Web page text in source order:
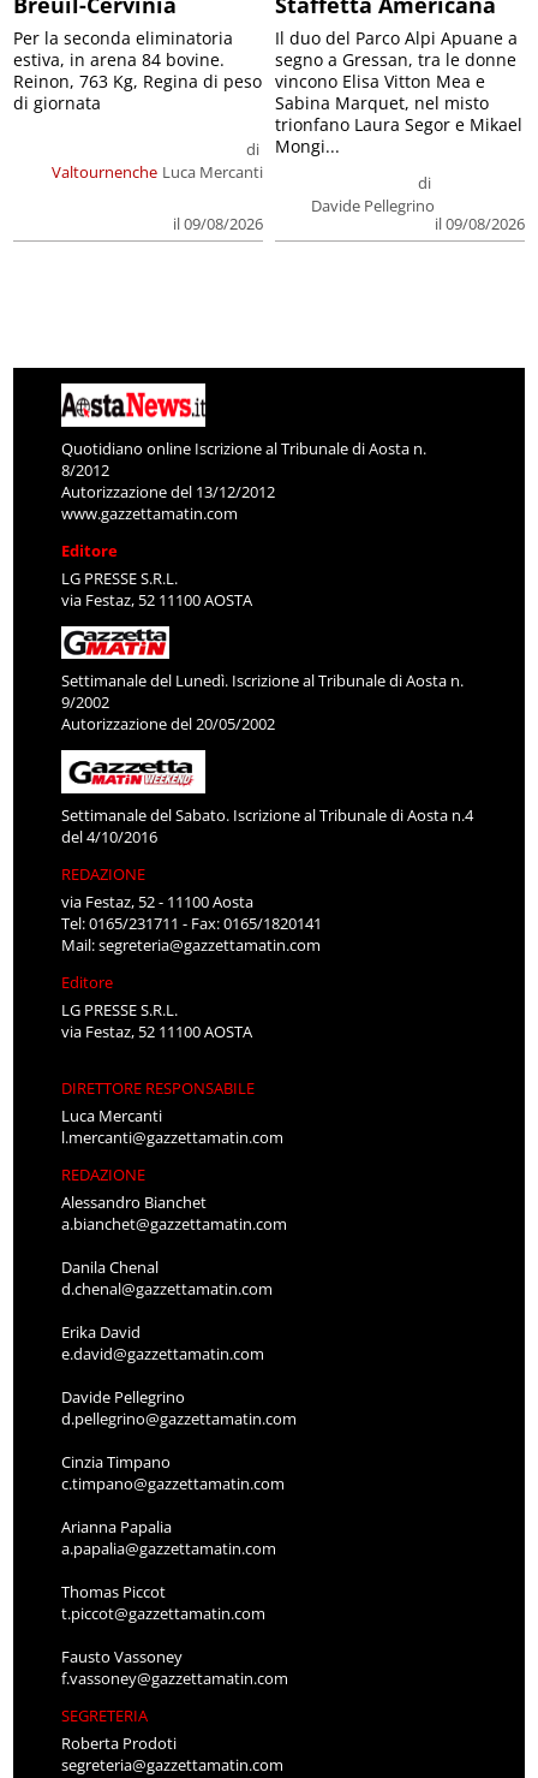
Valtournenche
di
Luca Mercanti
il 09/08/2026
Per la seconda eliminatoria
estiva, in arena 84 bovine.
Reinon, 763 Kg, Regina di peso
di giornata
di
Davide Pellegrino
il 09/08/2026
Il duo del Parco Alpi Apuane a
segno a Gressan, tra le donne
vincono Elisa Vitton Mea e
Sabina Marquet, nel misto
trionfano Laura Segor e Mikael
Mongi...
Quotidiano online Iscrizione al Tribunale di Aosta n.
8/2012
Autorizzazione del 13/12/2012
www.gazzettamatin.com
Editore
LG PRESSE S.R.L.
via Festaz, 52 11100 AOSTA
Settimanale del Lunedì. Iscrizione al Tribunale di Aosta n.
9/2002
Autorizzazione del 20/05/2002
Settimanale del Sabato. Iscrizione al Tribunale di Aosta n.4
del 4/10/2016
REDAZIONE
via Festaz, 52 - 11100 Aosta
Tel: 0165/231711 - Fax: 0165/1820141
Mail:segreteria@gazzettamatin.com
Editore
LG PRESSE S.R.L.
via Festaz, 52 11100 AOSTA
DIRETTORE RESPONSABILE
Luca Mercanti
l.mercanti@gazzettamatin.com
REDAZIONE
Alessandro Bianchet
a.bianchet@gazzettamatin.com
Danila Chenal
d.chenal@gazzettamatin.com
Erika David
e.david@gazzettamatin.com
Davide Pellegrino
d.pellegrino@gazzettamatin.com
Cinzia Timpano
c.timpano@gazzettamatin.com
Arianna Papalia
a.papalia@gazzettamatin.com
Thomas Piccot
t.piccot@gazzettamatin.com
Fausto Vassoney
f.vassoney@gazzettamatin.com
SEGRETERIA
Roberta Prodoti
segreteria@gazzettamatin.com